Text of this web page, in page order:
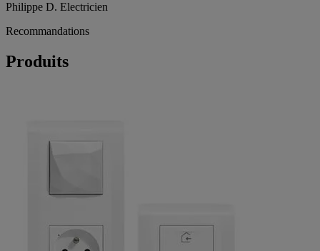
Philippe D. Electricien
Recommandations
Produits